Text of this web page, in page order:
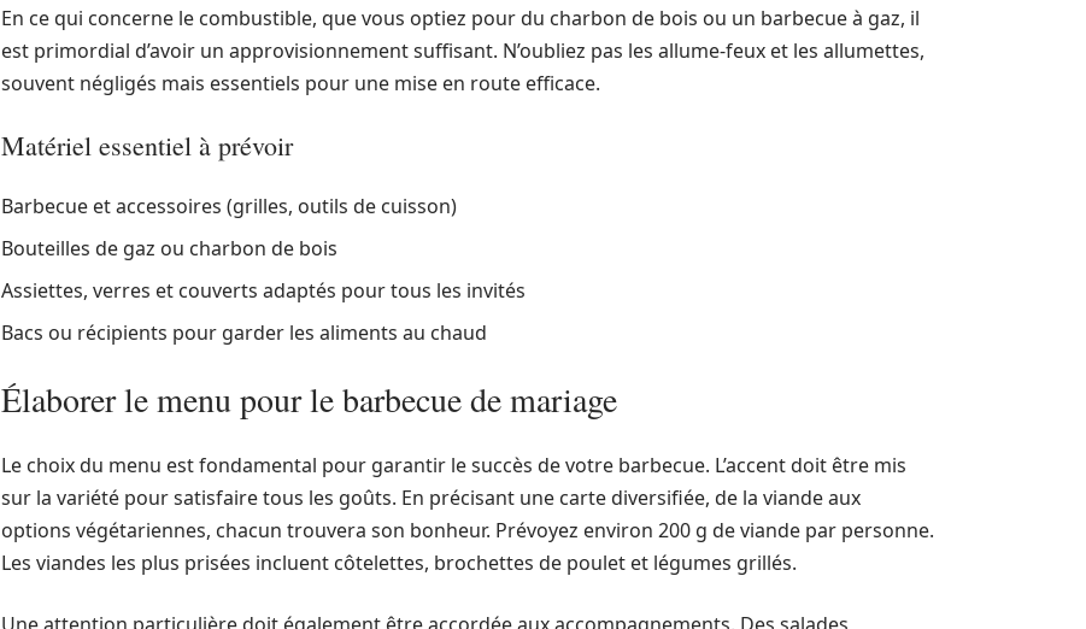
En ce qui concerne le combustible, que vous optiez pour du charbon de bois ou un barbecue à gaz, il
est primordial d’avoir un approvisionnement suffisant. N’oubliez pas les allume-feux et les allumettes,
souvent négligés mais essentiels pour une mise en route efficace.
Matériel essentiel à prévoir
Barbecue et accessoires (grilles, outils de cuisson)
Bouteilles de gaz ou charbon de bois
Assiettes, verres et couverts adaptés pour tous les invités
Bacs ou récipients pour garder les aliments au chaud
Élaborer le menu pour le barbecue de mariage
Le choix du menu est fondamental pour garantir le succès de votre barbecue. L’accent doit être mis
sur la variété pour satisfaire tous les goûts. En précisant une carte diversifiée, de la viande aux
options végétariennes, chacun trouvera son bonheur. Prévoyez environ 200 g de viande par personne.
Les viandes les plus prisées incluent côtelettes, brochettes de poulet et légumes grillés.